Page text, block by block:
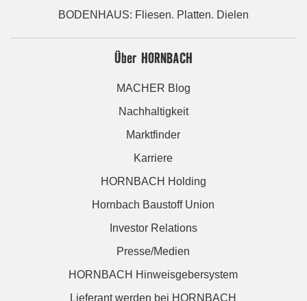
BODENHAUS: Fliesen. Platten. Dielen
Über HORNBACH
MACHER Blog
Nachhaltigkeit
Marktfinder
Karriere
HORNBACH Holding
Hornbach Baustoff Union
Investor Relations
Presse/Medien
HORNBACH Hinweisgebersystem
Lieferant werden bei HORNBACH